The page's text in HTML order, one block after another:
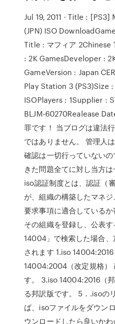
Jul 19, 2011 · Title : [PS3]
(JPN) ISO
Title : マフィア
: 2K GamesDeveloper :
GameVersion : Japan
Play Station 3 (PS3)Size
ISOPlayers : 1Supplier :
BLJM-60270Realease
罪です！ 当ブログは違法
ではありません。 管理人
確認は一切行っていない
きた問題全てに対し当方は
iso認証制度とは、認証（
が、組織の構築したマネ
要求事項に適合している
その組織を登録し、公表
14004」で検索した場合
されます 1.iso
14004:2004（改定規格）
す。 3.iso 14004:2016（
る邦訳版です。 5．.isoの
ば、isoファイルをダウン
ウンロードしたら良いか